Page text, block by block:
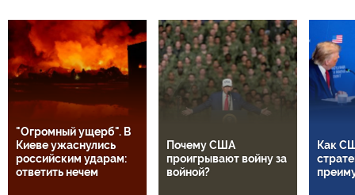
"Огромный ущерб". В
Киеве ужаснулись
российским ударам:
ответить нечем
Почему США
проигрывают войну за
войной?
Как